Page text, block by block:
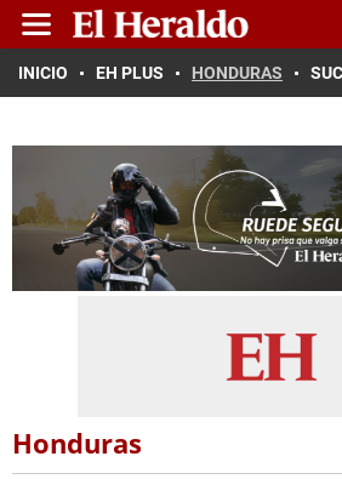
INICIO EH PLUS HONDURAS
Honduras